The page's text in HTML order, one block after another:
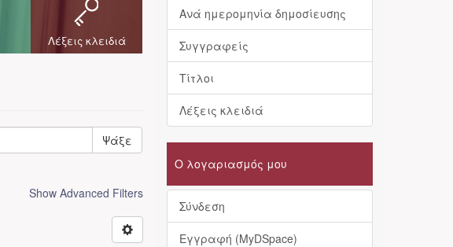
Λέξεις κλειδιά
Ψάξε
Show Advanced Filters
Ανά ημερομηνία δημοσίευσης
Συγγραφείς
Τίτλοι
Λέξεις κλειδιά
Ο λογαριασμός μου
Σύνδεση
Εγγραφή (MyDSpace)